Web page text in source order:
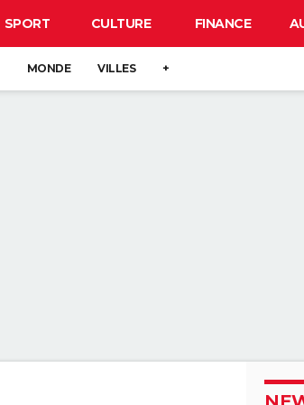
SPORT CULTURE FINANCE
MONDE VILLES +